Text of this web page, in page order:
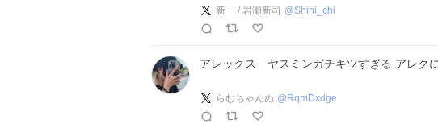
新一 / 岩瀬新司 @Shini_chi
アレックス ヤスミンガチキツすぎる アレク
らむちゃんぬ @ RqmDxdge